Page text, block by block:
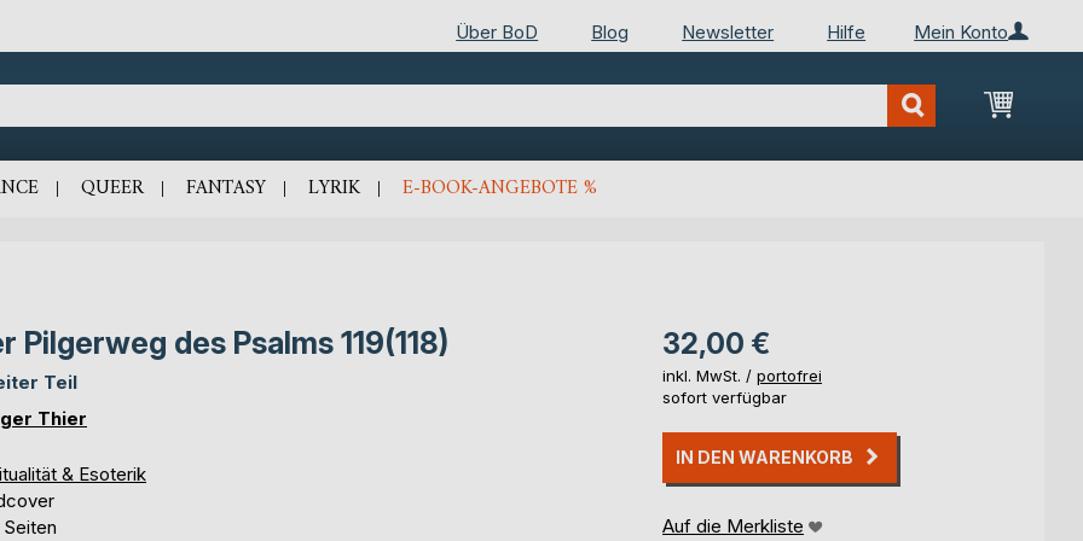
Mein Konto
Über BoD Blog Newsletter Hilfe
Mein
QUEER FANTASY LYRIK E-BOOK-ANGEBOTE %
Pilgerweg des Psalms 119(118)
Teil
Thier
& Esoterik
32,00 €
inkl. MwSt. / portofrei
sofort verfügbar
IN DEN WARENKORB
Auf die Merkliste